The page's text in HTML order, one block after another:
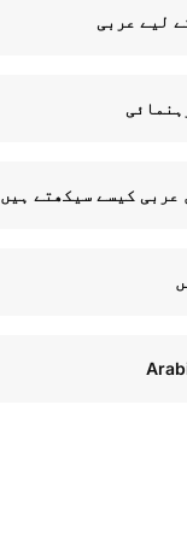
لیے عربی
عربی کیسے سیکھتے ہیں